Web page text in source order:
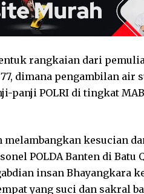
rangkaian dari
dimana pengambilan air
POLRI di tingkat
melambangkan kesucian
POLDA Banten di Batu
insan Bhayangkara
yang suci dan sakral